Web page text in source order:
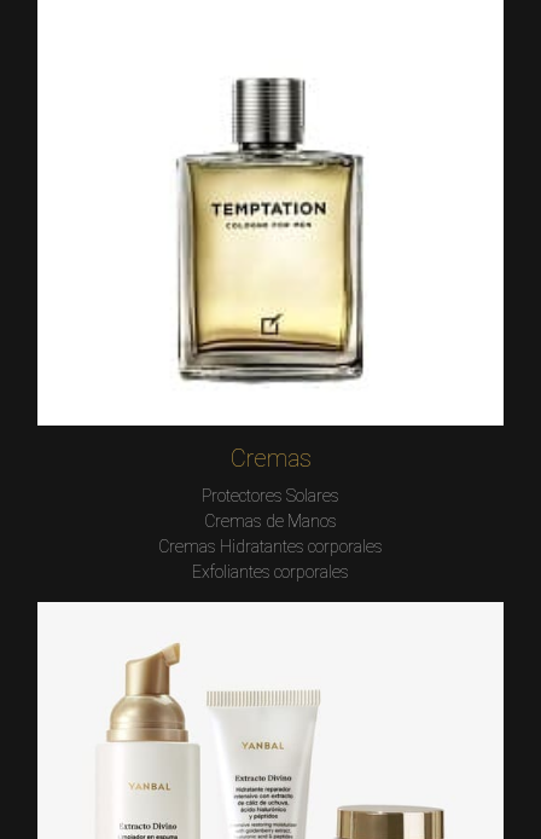
Cremas
Protectores Solares
Cremas de Manos
Cremas Hidratantes corporales
Exfoliantes corporales